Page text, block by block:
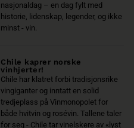
nasjonaldag – en dag fylt med
historie, lidenskap, legender, og ikke
minst - vin.
Chile kaprer norske
vinhjerter!
Chile har klatret forbi tradisjonsrike
vingiganter og inntatt en solid
tredjeplass på Vinmonopolet for
både hvitvin og rosévin. Tallene taler
for seg - Chile tar vinelskere av «lyst